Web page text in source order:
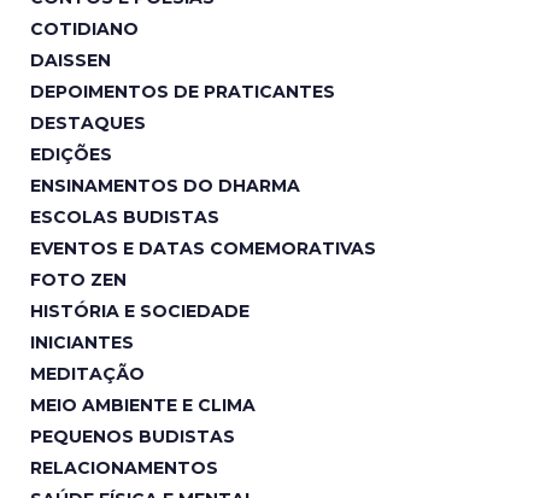
COTIDIANO
DAISSEN
DEPOIMENTOS DE PRATICANTES
DESTAQUES
EDIÇÕES
ENSINAMENTOS DO DHARMA
ESCOLAS BUDISTAS
EVENTOS E DATAS COMEMORATIVAS
FOTO ZEN
HISTÓRIA E SOCIEDADE
INICIANTES
MEDITAÇÃO
MEIO AMBIENTE E CLIMA
PEQUENOS BUDISTAS
RELACIONAMENTOS